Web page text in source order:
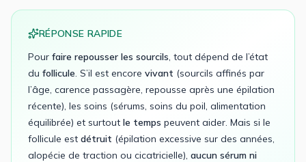
RÉPONSE RAPIDE
Pour faire repousser les sourcils, tout dépend de l’état
du follicule. S’il est encore vivant (sourcils affinés par
l’âge, carence passagère, repousse après une épilation
récente), les soins (sérums, soins du poil, alimentation
équilibrée) et surtout le temps peuvent aider. Mais si le
follicule est détruit (épilation excessive sur des années,
alopécie de traction ou cicatricielle), aucun sérum ni